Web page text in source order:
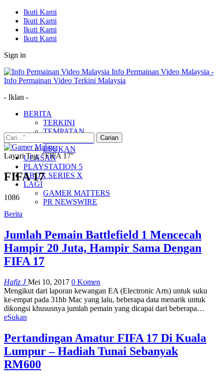
Ikuti Kami
Ikuti Kami
Ikuti Kami
Ikuti Kami
Sign in
Info Permainan Video Malaysia -
Info Permainan Video Terkini Malaysia
- Iklan -
BERITA
TERKINI
TEMPATAN
ESUKAN
ULASAN
PLAYSTATION 5
XBOX SERIES X
LAGI
GAMER MATTERS
PR NEWSWIRE
Layari Tag: "FIFA 17"
FIFA 17
1086
Berita
Jumlah Pemain Battlefield 1 Mencecah
Hampir 20 Juta, Hampir Sama Dengan
FIFA 17
Hafiz JMei 10, 2017 0 Komen
Mengikut dari laporan kewangan EA (Electronic Arts) untuk suku
ke-empat pada 31hb Mac yang lalu, beberapa data menarik untuk
dikongsi khususnya jumlah pemain yang dicapai dari beberapa…
eSukan
Pertandingan Amatur FIFA 17 Di Kuala
Lumpur – Hadiah Tunai Sebanyak
RM600